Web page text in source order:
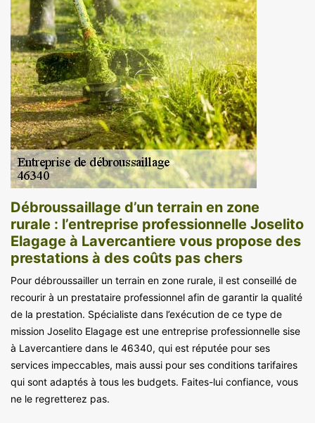
Débroussaillage d’un terrain en zone
rurale : l’entreprise professionnelle Joselito
Elagage à Lavercantiere vous propose des
prestations à des coûts pas chers
Pour débroussailler un terrain en zone rurale, il est conseillé de
recourir à un prestataire professionnel afin de garantir la qualité
de la prestation. Spécialiste dans l’exécution de ce type de
mission Joselito Elagage est une entreprise professionnelle sise
à Lavercantiere dans le 46340, qui est réputée pour ses
services impeccables, mais aussi pour ses conditions tarifaires
qui sont adaptés à tous les budgets. Faites-lui confiance, vous
ne le regretterez pas.